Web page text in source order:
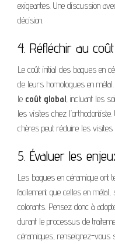
exigeantes. Une discussion
décision.
4. Réfléchir au
Le coût initial des bagues en
de leurs homologues en
le coût global, incluant les
les visites chez
chères peut réduire les visites
5. Évaluer les
Les bagues en céramique ont
facilement que celles en
colorants. Pensez donc à
durant le processus de
céramiques, renseignez-vous